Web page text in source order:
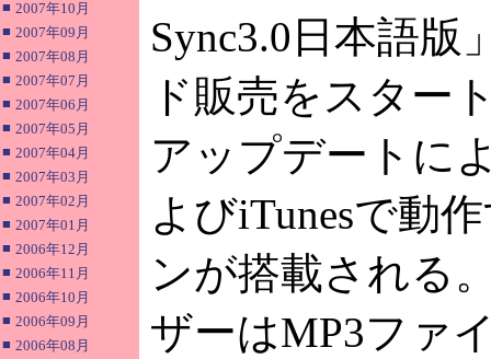
■ 2007年10月
■ 2007年09月
■ 2007年08月
■ 2007年07月
■ 2007年06月
■ 2007年05月
■ 2007年04月
■ 2007年03月
■ 2007年02月
■ 2007年01月
■ 2006年12月
■ 2006年11月
■ 2006年10月
■ 2006年09月
■ 2006年08月
Sync3.0日本語版
ド販売をスター
アップデートに
よびiTunesで動
ンが搭載される
ザーはMP3ファ